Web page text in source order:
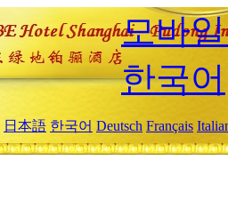
모바
한국어
日本語 한국어 Deutsch Français